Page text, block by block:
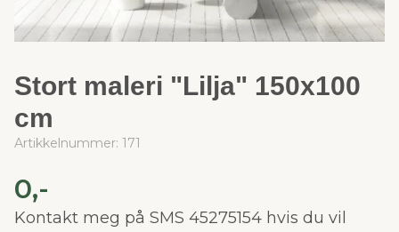
Stort maleri "Lilja" 150x100
cm
Artikkelnummer: 171
0,-
Kontakt meg på SMS 45275154 hvis du vil